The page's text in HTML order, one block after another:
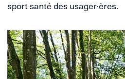
sport santé des usager·ères.